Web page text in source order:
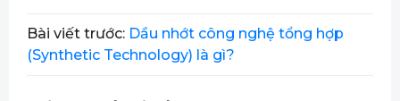
Bài viết trước: Dầu nhớt công nghệ tổng hợp
(Synthetic Technology) là gì?